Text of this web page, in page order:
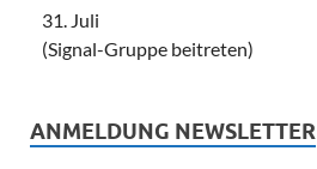
31. Juli
(Signal-Gruppe beitreten)
ANMELDUNG NEWSLETTER